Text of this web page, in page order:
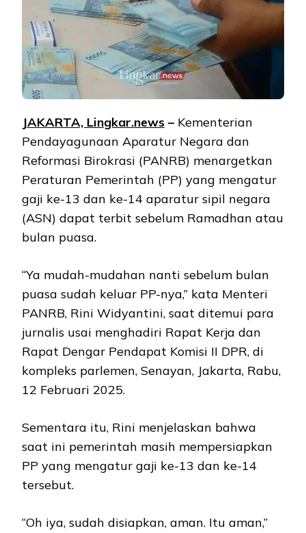
JAKARTA, Lingkar.news – Kementerian
Pendayagunaan Aparatur Negara dan
Reformasi Birokrasi (PANRB) menargetkan
Peraturan Pemerintah (PP) yang mengatur
gaji ke-13 dan ke-14 aparatur sipil negara
(ASN) dapat terbit sebelum Ramadhan atau
bulan puasa.
“Ya mudah-mudahan nanti sebelum bulan
puasa sudah keluar PP-nya,” kata Menteri
PANRB, Rini Widyantini, saat ditemui para
jurnalis usai menghadiri Rapat Kerja dan
Rapat Dengar Pendapat Komisi II DPR, di
kompleks parlemen, Senayan, Jakarta, Rabu,
12 Februari 2025.
Sementara itu, Rini menjelaskan bahwa
saat ini pemerintah masih mempersiapkan
PP yang mengatur gaji ke-13 dan ke-14
tersebut.
“Oh iya, sudah disiapkan, aman. Itu aman,”